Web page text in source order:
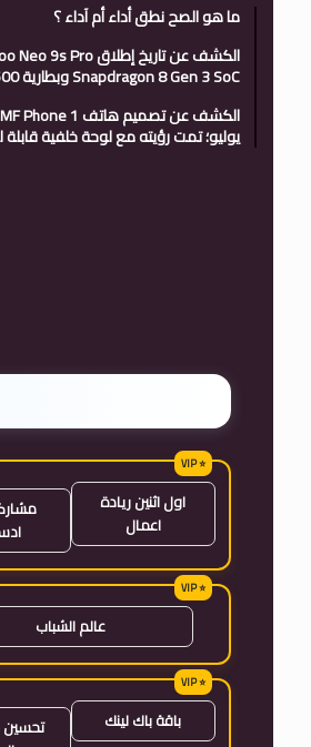
ما هو الصح نطق أداء أم آداء ؟
Snapdragon 8 Gen 3 SoC وبطارية 5500 مللي أمبير في الساعة
يوليو؛ تمت رؤيته مع لوحة خلفية
اول اثنين ريادة
اعمال
عالم الشباب
باقة باك لينك